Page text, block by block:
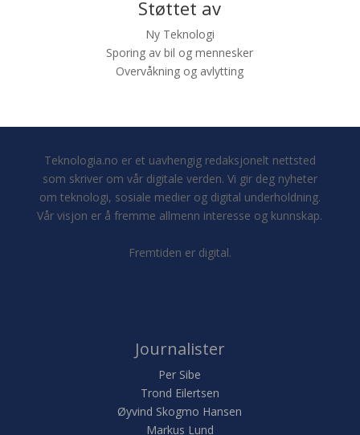
Støttet av
Ny Teknologi
Sporing av bil og mennesker
Overvåkning og avlytting
Teknologia.no er et uavhengig redaksjonelt nettsted
som skriver om vår digitale verden. Vi gir deg nyheter
om teknologi, sosiale medier og digital underholdning.
Vår visjon er å fremme allmenn interesse og kunnskap.
Fremtiden er digital.
Journalister
Per Sibe
Trond Eilertsen
Øyvind Skogmo Hansen
Markus Lund